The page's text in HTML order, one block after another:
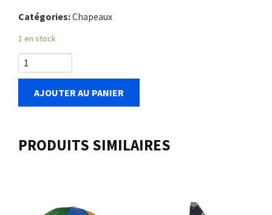
Catégories:Chapeaux
1 en stock
AJOUTER AU PANIER
PRODUITS SIMILAIRES